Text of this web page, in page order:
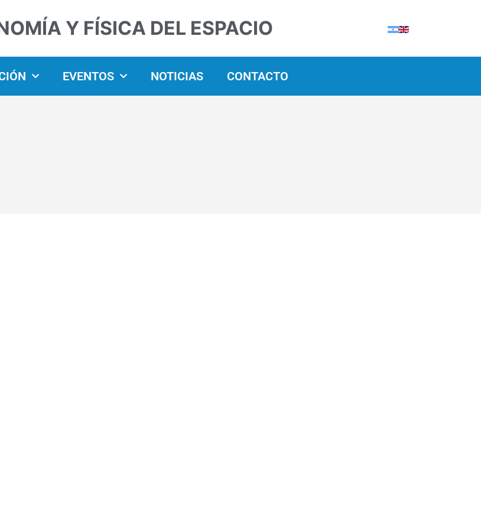
Y FÍSICA DEL ESPACIO
EVENTOS NOTICIAS CONTACTO